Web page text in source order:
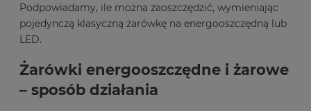
Podpowiadamy, ile można zaoszczędzić, wymieniając
pojedynczą klasyczną żarówkę na energooszczędną lub
LED.
Żarówki energooszczędne i żarowe
– sposób działania